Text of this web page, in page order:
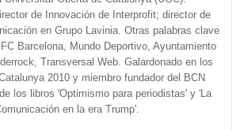
de Innovación de Interprofit; director de
en Grupo Lavinia. Otras palabras clave
Barcelona, Mundo Deportivo, Ayuntamiento
Transversal Web. Galardonado en los
2010 y miembro fundador del BCN
los libros 'Optimismo para periodistas' y 'La
en la era Trump'.